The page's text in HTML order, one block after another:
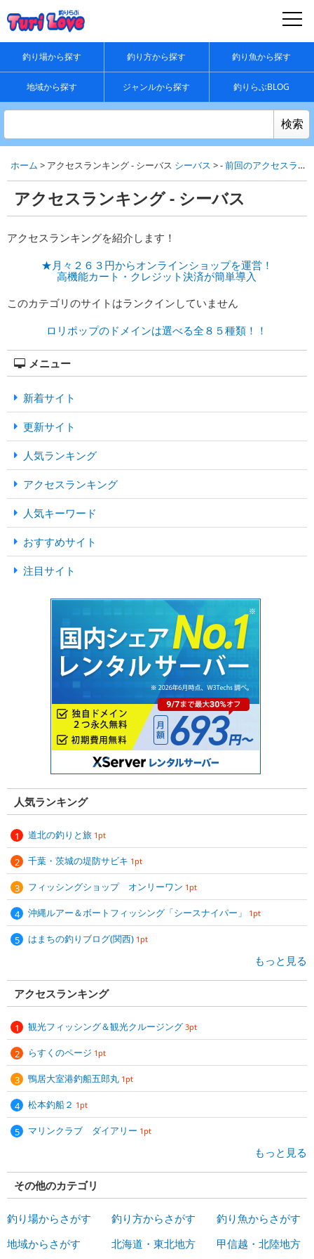
釣り場から探す 釣り方から探す 釣り魚から探す
地域から探す ジャンルから探す 釣りらぶBLOG
ホーム > アクセスランキング - シーバス シーバス > -前回のアクセスランキング
アクセスランキング - シーバス
アクセスランキングを紹介します！
★月々２６３円からオンラインショップを運営！
高機能カート・クレジット決済が簡単導入
このカテゴリのサイトはランクインしていません
ロリポップのドメインは選べる全８５種類！！
メニュー
新着サイト
更新サイト
人気ランキング
アクセスランキング
人気キーワード
おすすめサイト
注目サイト
人気ランキング
道北の釣りと旅 1pt
千葉・茨城の堤防サビキ 1pt
フィッシングショップ オンリーワン 1pt
沖縄ルアー＆ボートフィッシング「シースナイパー」 1pt
はまちの釣りブログ(関西) 1pt
もっと見る
アクセスランキング
観光フィッシング＆観光クルージング 3pt
らすくのページ 1pt
鴨居大室港釣船五郎丸 1pt
松本釣船２ 1pt
マリンクラブ ダイアリー 1pt
もっと見る
その他のカテゴリ
釣り場からさがす 釣り方からさがす
釣り魚からさがす
地域からさがす
北海道・東北地方 甲信越・北陸地方